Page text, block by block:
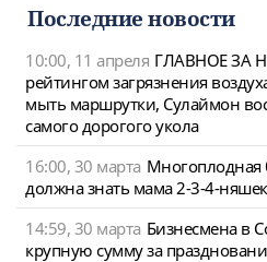
Последние новости
10:00, 11 апреля ГЛАВНОЕ ЗА
рейтингом загрязнения
мыть маршрутки, Сулаймон
самого дорогого укола
16:00, 30 марта Многоплодная
должна знать мама 2-3-4-няшек
14:59, 30 марта Бизнесмена в
крупную сумму за